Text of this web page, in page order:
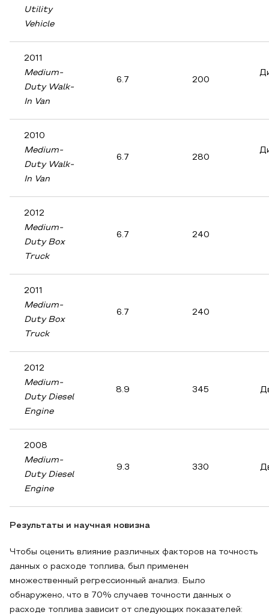
Utility
Vehicle
2011
Medium-
Duty Walk-
In Van
6.7 200
2010
Medium-
Duty Walk-
In Van
6.7 280
2012
Medium-
Duty Box
Truck
6.7 240
2011
Medium-
Duty Box
Truck
6.7 240
2012
Medium-
Duty Diesel
Engine
8.9 345
2008
Medium-
Duty Diesel
Engine
9.3 330
Результаты и научная новизна
Чтобы оценить влияние различных факторов на точность
данных о расходе топлива, был применен
множественный регрессионный анализ. Было
обнаружено, что в 70% случаев точности данных о
расходе топлива зависит от следующих показателей: